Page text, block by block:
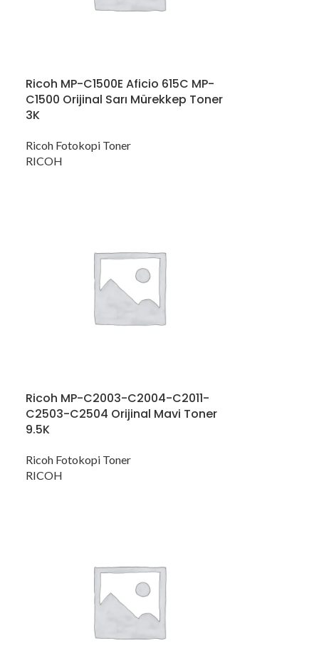
Ricoh MP-C1500E Aficio 615C MP-
C1500 Orijinal Sarı Mürekkep Toner
3K
Ricoh Fotokopi Toner
RICOH
Ricoh MP-C2003-C2004-C2011-
C2503-C2504 Orijinal Mavi Toner
9.5K
Ricoh Fotokopi Toner
RICOH